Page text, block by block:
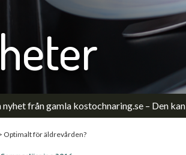
Förskola och skola
Hållbarhet
Sjukhus
Upphandling
Äldreomsorg
nyhet från gamla kostochnaring.se – Den
Optimalt för äldrevården?